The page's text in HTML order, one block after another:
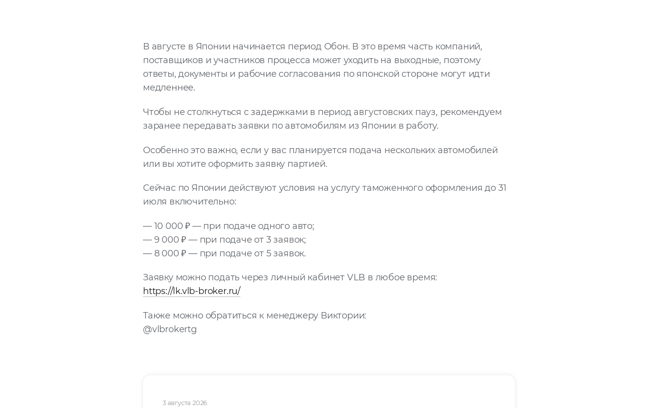
В августе в Японии начинается период Обон. В это время часть компаний,
поставщиков и участников процесса может уходить на выходные, поэтому
ответы, документы и рабочие согласования по японской стороне могут идти
медленнее.
Чтобы не столкнуться с задержками в период августовских пауз, рекомендуем
заранее передавать заявки по автомобилям из Японии в работу.
Особенно это важно, если у вас планируется подача нескольких автомобилей
или вы хотите оформить заявку партией.
Сейчас по Японии действуют условия на услугу таможенного оформления до 31
июля включительно:
— 10 000 ₽ — при подаче одного авто;
— 9 000 ₽ — при подаче от 3 заявок;
— 8 000 ₽ — при подаче от 5 заявок.
Заявку можно подать через личный кабинет VLB в любое время:
https://lk.vlb-broker.ru/
Также можно обратиться к менеджеру Виктории:
@vlbrokertg
3 августа 2026